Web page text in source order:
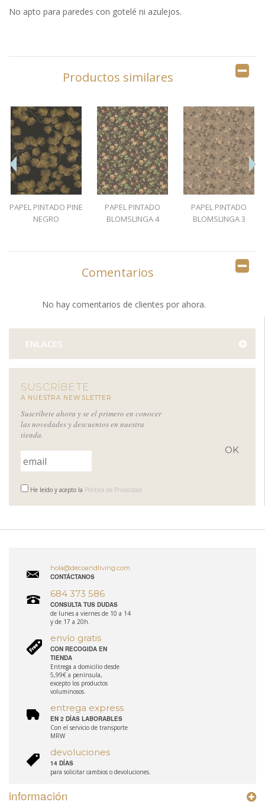
No apto para paredes con gotelé ni azulejos.
Productos similares
PAPEL PINTADO PINE
NEGRO
PAPEL PINTADO
BLOMSLINGA 4
PAPEL PINTADO
BLOMSLINGA 3
Comentarios
No hay comentarios de clientes por ahora.
ENLACES
SUSCRÍBETE
A NUESTRA NEWSLETTER
Suscríbete ahora y se el primero en conocer
las novedades y descuentos en nuestra
tienda.
He leído y acepto la Política de Privacidad
hola@decoandliving.com
CONTÁCTANOS
684 373 586
CONSULTA TUS DUDAS
de lunes a viernes de 10 a 14
y de 17 a 20h.
envío gratis
CON RECOGIDA EN
TIENDA
Entrega a domicilio desde
5,99€ a península,
excepto los productos
voluminosos.
entrega express
EN 2 DÍAS LABORABLES
Con el servicio de transporte
MRW
devoluciones
14 DÍAS
para solicitar cambios o devoluciones.
información